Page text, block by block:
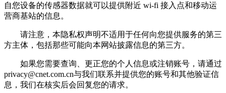
自您设备的传感器数据就可以提供附近 wi-fi 接入点和移动运
营商基站的信息。
请注意，本隐私权声明不适用于任何向您提供服务的第三
方主体，包括那些可能向本网站披露信息的第三方。
如果您需要查询、更正您的个人信息或注销账号，请通过
privacy@cnet.com.cn与我们联系并提供您的账号和其他验证信
息，我们在核实后会回复您的请求。